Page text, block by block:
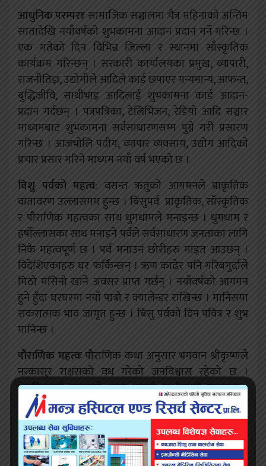
आधुनिक परम्पराःसामाजिक सञ्जालमा चैत्र महिनाको अन्तिम
सातादेखि नयाँवर्षको शुभकामना आदान प्रदान गर्ने गरिन्छ ।
एक गतेको दिन विभिन्न जिल्ला र स्थानमा साँस्कृतिक
कार्यक्रम गरिन्छन् । सरकारी कार्यालयका प्रमुख, व्यापारी,
राजनीतिज्ञ, उद्योगीले आदिले कार्ड छपाएर गन्यमान्य, आफन्त,
बुद्धिजीवि, साथीभाइ आदिलाई शुभकामना कार्ड आदान-
प्रदान गर्दछन् । पत्रपत्रिका, टेलिभिजन, रेडियो आदि सञ्चार
माध्यमबाट शुभकामना सर्वसाधारणसम्म पुग्ने गरी प्रसारण
गरिन्छ । आजभोलि पदीय, व्यापार व्यवसाय, उद्योग आदिको
प्रचार प्रसार गरिने माध्यम नयाँ वर्ष भएको छ ।
विशु पर्वको महत्व: वसन्त ऋतुको आगमनले प्राकृतिक
वातावरण उल्लासमय हुन्छ । बिसुपर्व प्राकृतिक, साँस्कृतिक
र पौराणिक महत्वका साथ धुमधामले मनाइन्छ । धुमधाम र
हर्षोल्लासका साथ मनाइने पर्वले सर्वसाधारण जनताका लागि
निकै महत्वपूर्ण छ । पर्व मनाउन छोरीहरु माइत आउछन् ।
विदेशिएकाहरु घर फर्किन्छन् । ऋण काढेर पनि गरिबगुर्दाले
मिठो मसिनो खाने अवसर प्राप्त गर्छन् । नयाँवर्षको आगमन
हुने हुँदा घरघरमा नयाँ पात्रो र क्यालेन्डर राखिन्छ । मानिसमा
सकरात्मक भाव जागृत हुन्छ । बिसु पर्वको दिन पवित्र र शुभ
मानिन्छ ।
पौराणिक महत्वःपौराणिक कथा अनुसार भगवान श्रीकृष्णले
नरकासुर राक्षसको वध गरेको जनविश्वास रहेको छ ।
यसदिनलाई दुष्टताको अन्त्य भएको खुशीयाली मनाइन्छ ।
भगवान विष्णु र कृष्णको पूजाआजा गरिन्छ । वैशाख १
गतेको दिन चोटपटक नलागोस, दुःख पीडाको खबर सुन्न
नपरोस भनेर शुभकार्य मात्र गरिन्छ । घरायसी अप्ठेरो
नपरुन्जेलसम्म गाह्रो काम गरिदैन् । यसदिनमा सकुसल